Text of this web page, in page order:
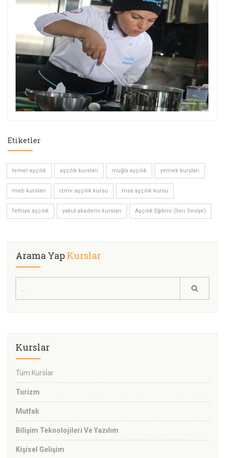
Etiketler
temel aşçılık aşçılık kursları muğla aşçılık yemek kursları
meb kursları izmir aşçılık kursu msa aşçılık kursu
fethiye aşçılık yakut akademi kursları Aşçılık Eğitimi (İleri Seviye)
Arama Yap Kurslar
Kurslar
Tüm Kurslar
Turizm
Mutfak
Bilişim Teknolojileri Ve Yazılım
Kişisel Gelişim